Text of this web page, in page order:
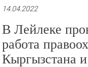
14.04.2022
В Лейлеке
работа
Кыргызстана